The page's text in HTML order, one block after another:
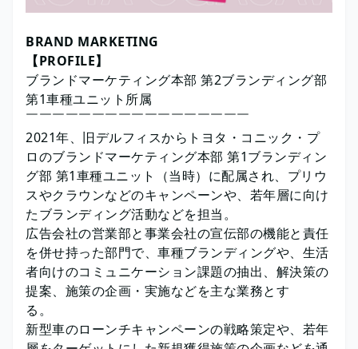
BRAND MARKETING
【PROFILE】
ブランドマーケティング本部 第2ブランディング部
第1車種ユニット所属
￣￣￣￣￣￣￣￣￣￣￣￣￣￣￣￣￣
2021年、旧デルフィスからトヨタ・コニック・プ
ロのブランドマーケティング本部 第1ブランディン
グ部 第1車種ユニット（当時）に配属され、プリウ
スやクラウンなどのキャンペーンや、若年層に向け
たブランディング活動などを担当。
広告会社の営業部と事業会社の宣伝部の機能と責任
を併せ持った部門で、車種ブランディングや、生活
者向けのコミュニケーション課題の抽出、解決策の
提案、施策の企画・実施などを主な業務とす
る。
新型車のローンチキャンペーンの戦略策定や、若年